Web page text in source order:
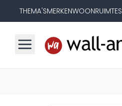
THEMA'SMERKENWOONRUIMTES